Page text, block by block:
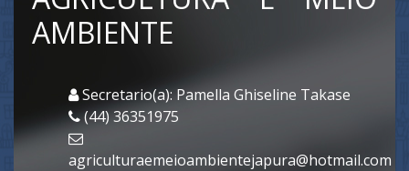
AMBIENTE
Secretario(a): Pamella Ghiseline Takase
(44) 36351975
agriculturaemeioambientejapura@hotmail.com